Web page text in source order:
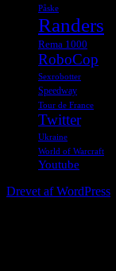
Påske
Randers
Rema 1000
RoboCop
Sexrobotter
Speedway
Tour de France
Twitter
Ukraine
World of Warcraft
Youtube
Drevet af WordPress